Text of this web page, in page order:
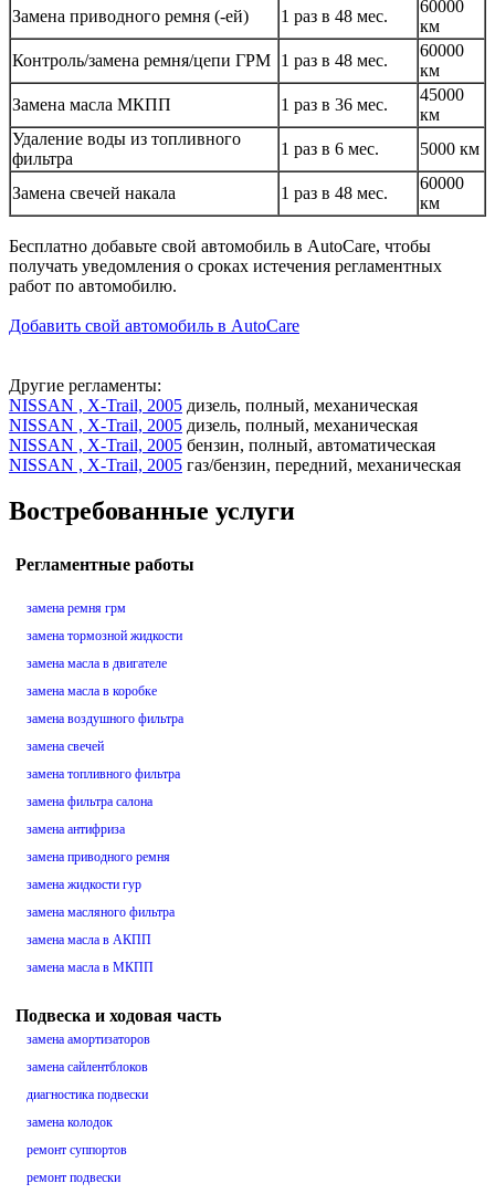
Замена приводного ремня (-ей)
1 раз в 48 мес.
60000
км
Контроль/замена ремня/цепи ГРМ 1 раз в 48 мес.
60000
км
Замена масла МКПП
1 раз в 36 мес.
45000
км
Удаление воды из топливного
фильтра
1 раз в 6 мес. 5000 км
Замена свечей накала 1 раз в 48 мес.
60000
км
Бесплатно добавьте свой автомобиль в AutoCare, чтобы
получать уведомления о сроках истечения регламентных
работ по автомобилю.
Добавить свой автомобиль в AutoCare
Другие регламенты:
NISSAN , X-Trail, 2005 дизель, полный, механическая
NISSAN , X-Trail, 2005 дизель, полный, механическая
NISSAN , X-Trail, 2005 бензин, полный, автоматическая
NISSAN , X-Trail, 2005 газ/бензин, передний, механическая
Востребованные услуги
Регламентные работы
замена ремня грм
замена тормозной жидкости
замена масла в двигателе
замена масла в коробке
замена воздушного фильтра
замена свечей
замена топливного фильтра
замена фильтра салона
замена антифриза
замена приводного ремня
замена жидкости гур
замена масляного фильтра
замена масла в АКПП
замена масла в МКПП
Подвеска и ходовая часть
замена амортизаторов
замена сайлентблоков
диагностика подвески
замена колодок
ремонт суппортов
ремонт подвески